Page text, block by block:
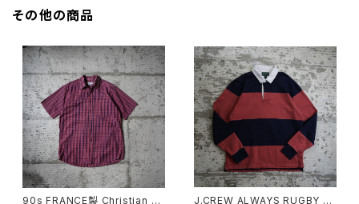
その他の商品
90s FRANCE製 Christian Di
J.CREW ALWAYS RUGBY S